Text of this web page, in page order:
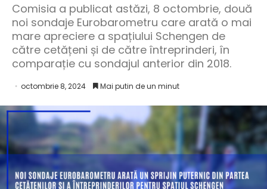
Comisia a publicat astăzi, 8 octombrie, două
noi sondaje Eurobarometru care arată o mai
mare apreciere a spațiului Schengen de
către cetățeni și de către întreprinderi, în
comparație cu sondajul anterior din 2018.
octombrie 8, 2024 Mai putin de un minut